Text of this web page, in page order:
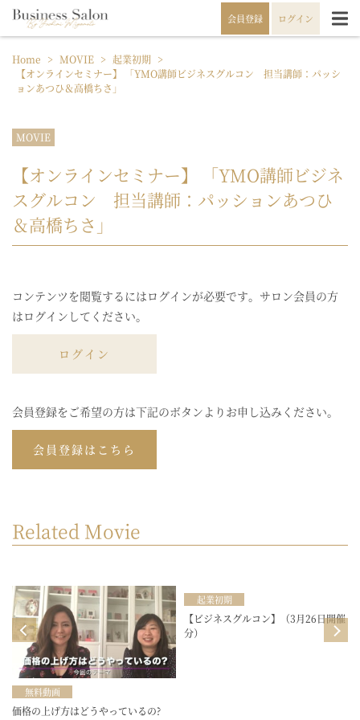
会員登録 ログイン
Home > MOVIE > 起業初期 >
【オンラインセミナー】 「YMO講師ビジネスグルコン 担当講師：パッシ
ョンあつひ＆高橋ちさ」
MOVIE
【オンラインセミナー】 「YMO講師ビジネ
スグルコン 担当講師：パッションあつひ
＆高橋ちさ」
コンテンツを閲覧するにはログインが必要です。サロン会員の方
はログインしてください。
ログイン
会員登録をご希望の方は下記のボタンよりお申し込みください。
会員登録はこちら
Related Movie
無料動画
価格の上げ方はどうやっているの?
起業初期
【ビジネスグルコン】（3月26日開催
分）